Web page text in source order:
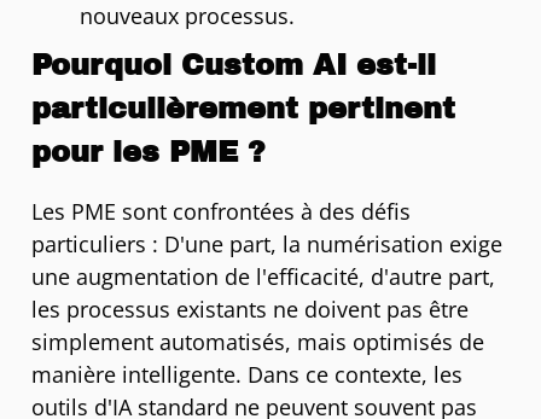
nouveaux processus.
Pourquoi Custom AI est-il
particulièrement pertinent
pour les PME ?
Les PME sont confrontées à des défis
particuliers : D'une part, la numérisation exige
une augmentation de l'efficacité, d'autre part,
les processus existants ne doivent pas être
simplement automatisés, mais optimisés de
manière intelligente. Dans ce contexte, les
outils d'IA standard ne peuvent souvent pas